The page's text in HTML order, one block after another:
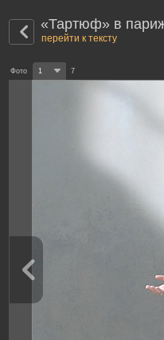
«Тартюф» в
перейти к тексту
Фото 1 7